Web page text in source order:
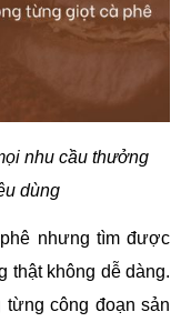
nhu cầu thưởng
dùng
nhưng tìm được
thật không dễ dàng.
công đoạn sản